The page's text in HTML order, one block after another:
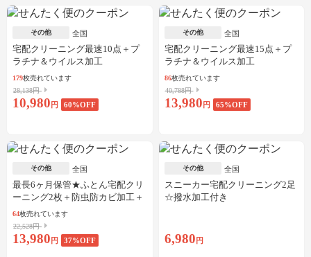
その他 全国
宅配クリーニング最速10点＋プ
ラチナ＆ウイルス加工
179枚売れています
28,138円
10,980 円 60%OFF
その他 全国
宅配クリーニング最速15点＋プ
ラチナ＆ウイルス加工
86枚売れています
40,788円
13,980 円 65%OFF
その他 全国
最長6ヶ月保管★ふとん宅配クリ
ーニング2枚＋防虫防カビ加工＋
しみ抜き
64枚売れています
22,528円
13,980 円 37%OFF
その他 全国
スニーカー宅配クリーニング2足
☆撥水加工付き
6,980 円